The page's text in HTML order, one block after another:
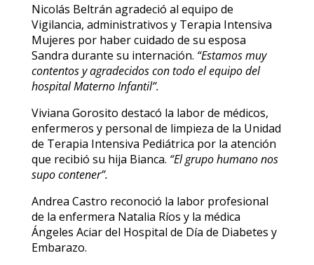
Nicolás Beltrán agradeció al equipo de
Vigilancia, administrativos y Terapia Intensiva
Mujeres por haber cuidado de su esposa
Sandra durante su internación. “Estamos muy
contentos y agradecidos con todo el equipo del
hospital Materno Infantil”.
Viviana Gorosito destacó la labor de médicos,
enfermeros y personal de limpieza de la Unidad
de Terapia Intensiva Pediátrica por la atención
que recibió su hija Bianca. “El grupo humano nos
supo contener”.
Andrea Castro reconoció la labor profesional
de la enfermera Natalia Ríos y la médica
Ángeles Aciar del Hospital de Día de Diabetes y
Embarazo.